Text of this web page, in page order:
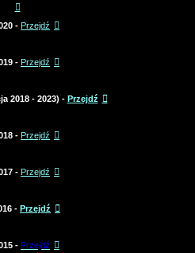
- Przejdź
- Przejdź
2018 - 2023) - Przejdź
- Przejdź
- Przejdź
- Przejdź
- Przejdź